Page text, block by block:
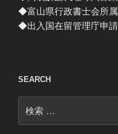
◆富山県行政書士会所
◆出入国在留管理庁申
SEARCH
索: